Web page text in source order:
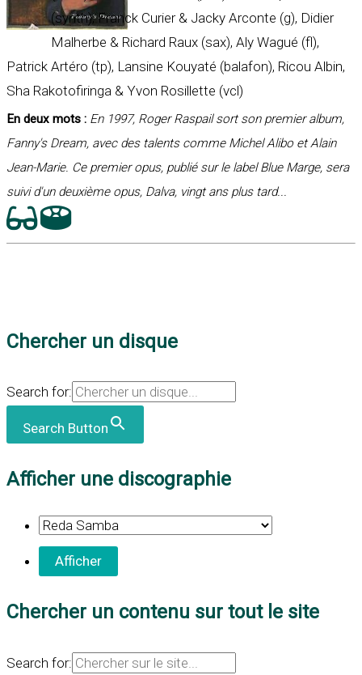
(synth), Franck Curier & Jacky Arconte (g), Didier
Malherbe & Richard Raux (sax), Aly Wagué (fl),
Patrick Artéro (tp), Lansine Kouyaté (balafon), Ricou Albin,
Sha Rakotofiringa & Yvon Rosillette (vcl)
En deux mots : En 1997, Roger Raspail sort son premier album,
Fanny's Dream, avec des talents comme Michel Alibo et Alain
Jean-Marie. Ce premier opus, publié sur le label Blue Marge, sera
suivi d'un deuxième opus, Dalva, vingt ans plus tard...
Chercher un disque
Search for:
Search Button
Afficher une discographie
Chercher un contenu sur tout le site
Search for: